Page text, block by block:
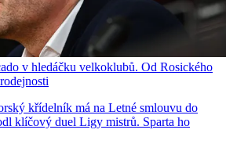
v hledáčku velkoklubů. Od Rosického
křídelník má na Letné smlouvu do
klíčový duel Ligy mistrů. Sparta ho